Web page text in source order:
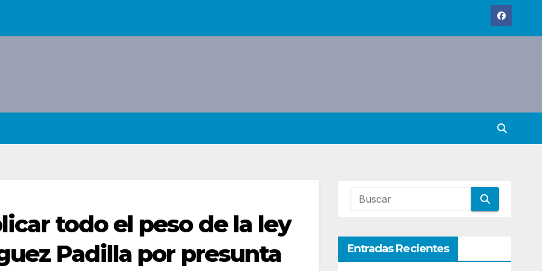
todo el peso de la ley
Padilla por presunta
Entradas Recientes